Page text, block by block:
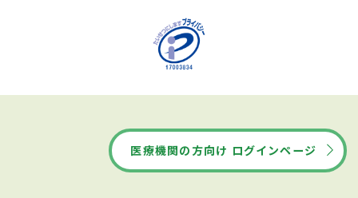
医療機関の方向け ログインページ